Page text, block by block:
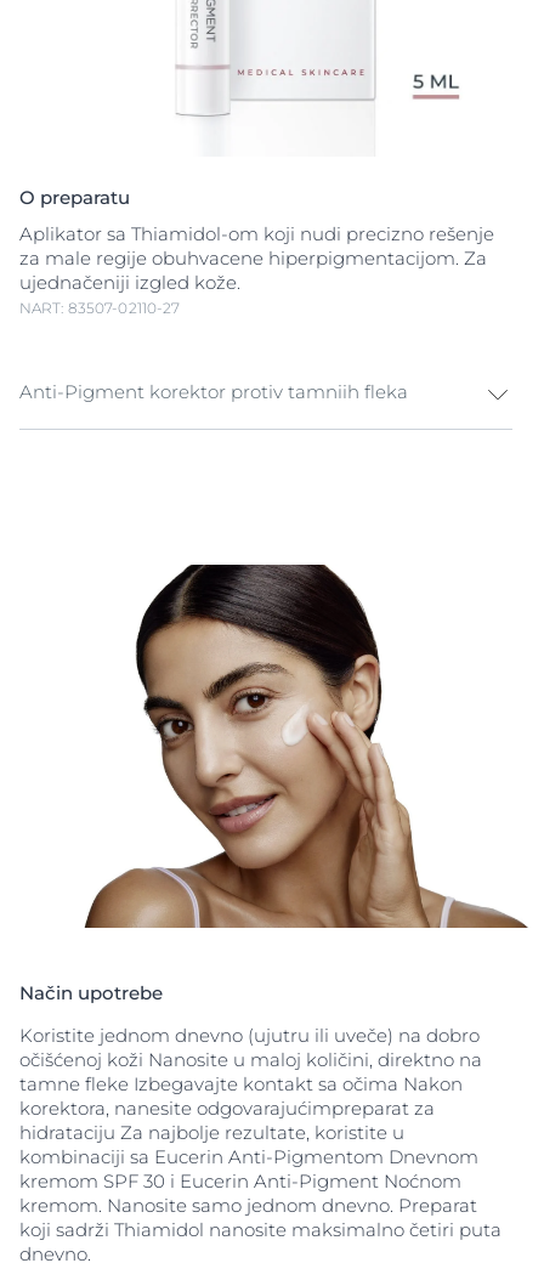
O preparatu
Aplikator sa Thiamidol-om koji nudi precizno rešenje
za male regije obuhvacene hiperpigmentacijom. Za
ujednačeniji izgled kože.
NART: 83507-02110-27
Anti-Pigment korektor protiv tamniih fleka
Hiperpigmentacije se javljaju u obliku tamnih mrlja i
(takođe poznatih i kao
zbog kojih koža izgleda neujednačeno.
Eucerin Anti-Pigment Korektor je lagani gel sa
aplikatorom koji olakšava precizno nanošenje na male
oblasti obuhvaćene hiperpigmentacijom. On sadrži
efikasan, patentiran sastojak koji deluje na
hiperpigmentacija
tako što smanjuje
proizvodnju melanina. Za njega je klinički i
dermatološki dokazano da smanjuje tamne fleke i
sprečava njihov ponovni nastanak. Prvi rezultati su
vidljivi nakon dve nedelje i kontinuirano se
poboljšavaju redovnom upotrebom.
Način upotrebe
Koristite jednom dnevno (ujutru ili uveče) na dobro
očišćenoj koži Nanosite u maloj količini, direktno na
tamne fleke Izbegavajte kontakt sa očima Nakon
korektora, nanesite odgovarajućimpreparat za
hidrataciju Za najbolje rezultate, koristite u
kombinaciji sa Eucerin Anti-Pigmentom Dnevnom
kremom SPF 30 i Eucerin Anti-Pigment Noćnom
kremom. Nanosite samo jednom dnevno. Preparat
koji sadrži Thiamidol nanosite maksimalno četiri puta
dnevno.